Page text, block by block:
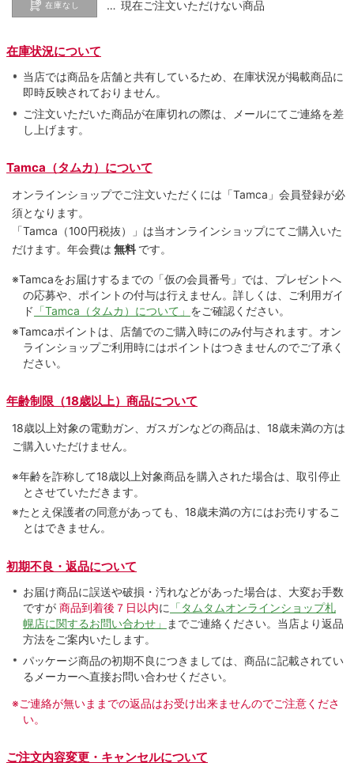
在庫なし … 現在ご注文いただけない商品
在庫状況について
当店では商品を店舗と共有しているため、在庫状況が掲載商品に
即時反映されておりません。
ご注文いただいた商品が在庫切れの際は、メールにてご連絡を差
し上げます。
Tamca（タムカ）について
オンラインショップでご注⽂いただくには「Tamca」会員登録が必
須となります。
「Tamca （100円税抜）
」は当オンラインショップにてご購⼊いた
だけます。 年会費は 無料 です。
※Tamcaをお届けするまでの「仮の会員番号」では、プレゼントへ
の応募や、ポイントの付与は⾏えません。詳しくは、ご利⽤ガイ
ド 「Tamca（タムカ）について」 をご確認ください。
※Tamcaポイントは、店舗でのご購⼊時にのみ付与されます。オン
ラインショップご利用時にはポイントはつきませんのでご了承く
ださい。
年齢制限（18歳以上）商品について
18歳以上対象の電動ガン、ガスガンなどの商品は、18歳未満の方は
ご購入いただけません。
※年齢を詐称して18歳以上対象商品を購入された場合は、取引停止
とさせていただきます。
※たとえ保護者の同意があっても、18歳未満の方にはお売りするこ
とはできません。
初期不良・返品について
お届け商品に誤送や破損・汚れなどがあった場合は、大変お手数
ですが 商品到着後７日以内に 「タムタムオンラインショップ札
幌店に関するお問い合わせ」
までご連絡ください。当店より返品
方法をご案内いたします。
パッケージ商品の初期不良につきましては、商品に記載されてい
るメーカーへ直接お問い合わせください。
※ご連絡が無いままでの返品はお受け出来ませんのでご注意くださ
い。
ご注文内容変更・キャンセルについて